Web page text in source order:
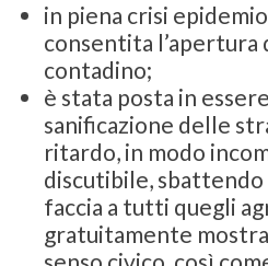
in piena crisi
consentita l’apertura
contadino;
è stata posta in
sanificazione delle
ritardo, in modo
discutibile, sbattendo
faccia a tutti quegli
gratuitamente